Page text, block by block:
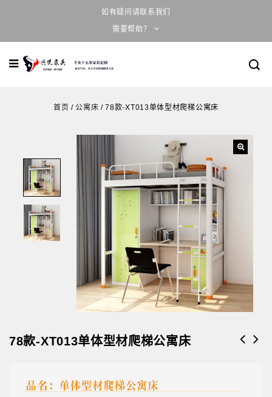
如有疑问请联系我们
需要帮助？
首页 /公寓床 /78款-XT013单体型材爬梯公寓床
78款-XT013单体型材爬梯公寓床